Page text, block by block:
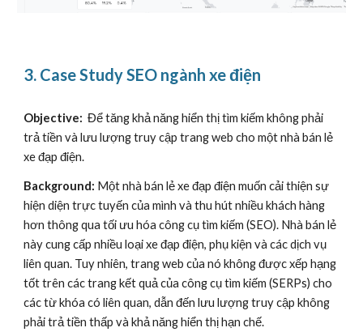
3. Case Study SEO ngành xe điện
Objective:Để tăng khả năng hiển thị tìm kiếm không phải
trả tiền và lưu lượng truy cập trang web cho một nhà bán lẻ
xe đạp điện.
Background: Một nhà bán lẻ xe đạp điện muốn cải thiện sự
hiện diện trực tuyến của mình và thu hút nhiều khách hàng
hơn thông qua tối ưu hóa công cụ tìm kiếm (SEO). Nhà bán lẻ
này cung cấp nhiều loại xe đạp điện, phụ kiện và các dịch vụ
liên quan. Tuy nhiên, trang web của nó không được xếp hạng
tốt trên các trang kết quả của công cụ tìm kiếm (SERPs) cho
các từ khóa có liên quan, dẫn đến lưu lượng truy cập không
phải trả tiền thấp và khả năng hiển thị hạn chế.